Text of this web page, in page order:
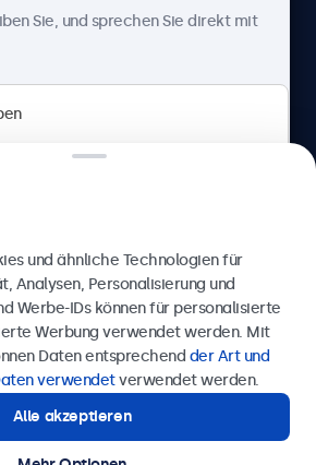
40212 Düsseldorf, Deutschland
Sie, und sprechen Sie direkt mit
Anfrage senden
an unter0211 38 78 95 62
und ähnliche Technologien für
Analysen, Personalisierung und
Werbe-IDs können für personalisierte
Werbung verwendet werden. Mit
Daten entsprechend der Art und
verwendetverwendet werden.
Alle akzeptieren